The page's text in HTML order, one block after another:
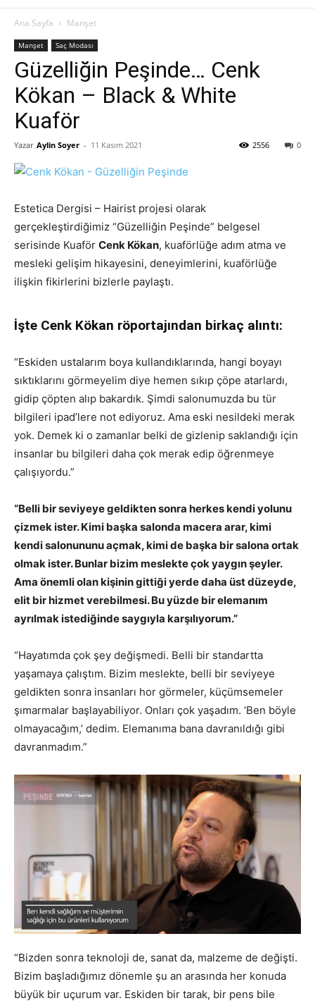
Ana Sayfa Manşet
Manşet Saç Modası
Güzelliğin Peşinde… Cenk
Kökan – Black & White
Kuaför
Yazar Aylin Soyer - 11 Kasım 2021 0
2556
Estetica Dergisi – Hairist projesi olarak
gerçekleştirdiğimiz “Güzelliğin Peşinde” belgesel
serisinde Kuaför Cenk Kökan, kuaförlüğe adım atma ve
mesleki gelişim hikayesini, deneyimlerini, kuaförlüğe
ilişkin fikirlerini bizlerle paylaştı.
İşte Cenk Kökan röportajından birkaç alıntı:
“Eskiden ustalarım boya kullandıklarında, hangi boyayı
sıktıklarını görmeyelim diye hemen sıkıp çöpe atarlardı,
gidip çöpten alıp bakardık. Şimdi salonumuzda bu tür
bilgileri ipad’lere not ediyoruz. Ama eski nesildeki merak
yok. Demek ki o zamanlar belki de gizlenip saklandığı için
insanlar bu bilgileri daha çok merak edip öğrenmeye
çalışıyordu.”
“Belli bir seviyeye geldikten sonra herkes kendi yolunu
çizmek ister. Kimi başka salonda macera arar, kimi
kendi salonununu açmak, kimi de başka bir salona ortak
olmak ister. Bunlar bizim meslekte çok yaygın şeyler.
Ama önemli olan kişinin gittiği yerde daha üst düzeyde,
elit bir hizmet verebilmesi. Bu yüzde bir elemanım
ayrılmak istediğinde saygıyla karşılıyorum.”
“Hayatımda çok şey değişmedi. Belli bir standartta
yaşamaya çalıştım. Bizim meslekte, belli bir seviyeye
geldikten sonra insanları hor görmeler, küçümsemeler
şımarmalar başlayabiliyor. Onları çok yaşadım. ‘Ben böyle
olmayacağım,’ dedim. Elemanıma bana davranıldığı gibi
davranmadım.”
“Bizden sonra teknoloji de, sanat da, malzeme de değişti.
Bizim başladığımız dönemle şu an arasında her konuda
büyük bir uçurum var. Eskiden bir tarak, bir pens bile